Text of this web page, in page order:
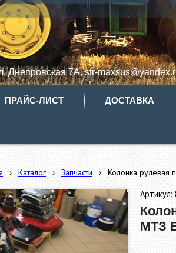
Днепровская 7А, str-
ПРАЙС-ЛИСТ ДОСТАВКА
› Каталог › Запчасти › Колонка
МТЗ